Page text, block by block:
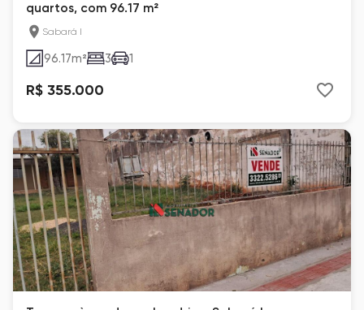
quartos, com 96.17 m²
Sabará I
96.17m² 3 1
R$ 355.000